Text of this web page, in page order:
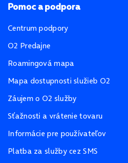
Pomoc a podpora
Centrum podpory
O2 Predajne
Roamingová mapa
Mapa dostupnosti služieb O2
Záujem o O2 služby
Sťažnosti a vrátenie tovaru
Informácie pre používateľov
Platba za služby cez SMS